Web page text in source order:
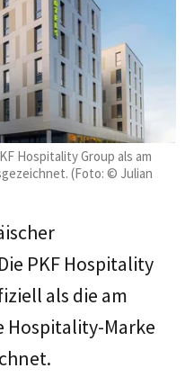
Hospitality Group als am
(Foto: © Julian
PKF Hospitality
als die am
Hospitality-Marke